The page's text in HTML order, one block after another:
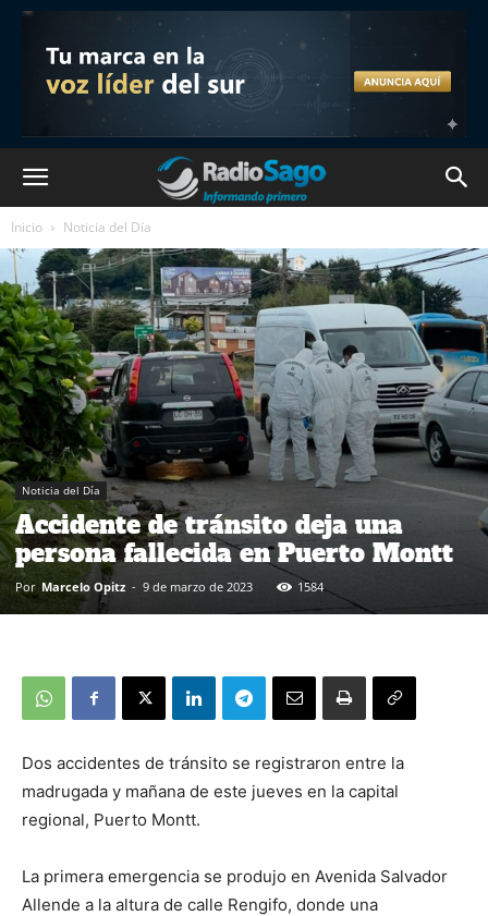
Inicio Noticia del Día
Noticia del Día
Accidente de tránsito deja una
persona fallecida en Puerto Montt
Por Marcelo Opitz - 9 de marzo de 2023 1584
Dos accidentes de tránsito se registraron entre la
madrugada y mañana de este jueves en la capital
regional, Puerto Montt.
La primera emergencia se produjo en Avenida Salvador
Allende a la altura de calle Rengifo, donde una